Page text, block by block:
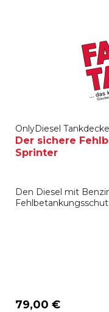
OnlyDiesel
Der sichere
Sprinter
Den Diesel mit
79,00 €